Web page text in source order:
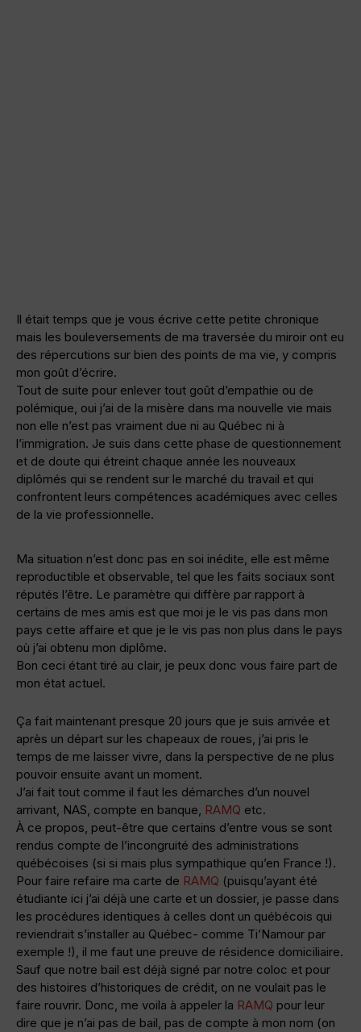
Il était temps que je vous écrive cette petite chronique
mais les bouleversements de ma traversée du miroir ont eu
des répercutions sur bien des points de ma vie, y compris
mon goût d’écrire.
Tout de suite pour enlever tout goût d’empathie ou de
polémique, oui j’ai de la misère dans ma nouvelle vie mais
non elle n’est pas vraiment due ni au Québec ni à
l’immigration. Je suis dans cette phase de questionnement
et de doute qui étreint chaque année les nouveaux
diplômés qui se rendent sur le marché du travail et qui
confrontent leurs compétences académiques avec celles
de la vie professionnelle.
Ma situation n’est donc pas en soi inédite, elle est même
reproductible et observable, tel que les faits sociaux sont
réputés l’être. Le paramètre qui diffère par rapport à
certains de mes amis est que moi je le vis pas dans mon
pays cette affaire et que je le vis pas non plus dans le pays
où j’ai obtenu mon diplôme.
Bon ceci étant tiré au clair, je peux donc vous faire part de
mon état actuel.
Ça fait maintenant presque 20 jours que je suis arrivée et
après un départ sur les chapeaux de roues, j’ai pris le
temps de me laisser vivre, dans la perspective de ne plus
pouvoir ensuite avant un moment.
J’ai fait tout comme il faut les démarches d’un nouvel
arrivant, NAS, compte en banque, RAMQ etc.
À ce propos, peut-être que certains d’entre vous se sont
rendus compte de l’incongruité des administrations
québécoises (si si mais plus sympathique qu’en France !).
Pour faire refaire ma carte de RAMQ (puisqu’ayant été
étudiante ici j’ai déjà une carte et un dossier, je passe dans
les procédures identiques à celles dont un québécois qui
reviendrait s’installer au Québec- comme Ti’Namour par
exemple !), il me faut une preuve de résidence domiciliaire.
Sauf que notre bail est déjà signé par notre coloc et pour
des histoires d’historiques de crédit, on ne voulait pas le
faire rouvrir. Donc, me voila à appeler la RAMQ pour leur
dire que je n’ai pas de bail, pas de compte à mon nom (on